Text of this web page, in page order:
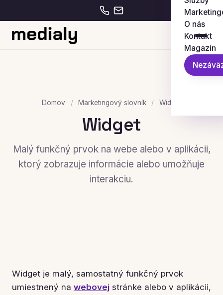
O nás
Kontakt
Magazín
Domov / Marketingový slovník / Widget
Widget
Malý funkčný prvok na webe alebo v aplikácii,
ktorý zobrazuje informácie alebo umožňuje
interakciu.
Widget je malý, samostatný funkčný prvok
umiestnený na webovej stránke alebo v aplikácii,